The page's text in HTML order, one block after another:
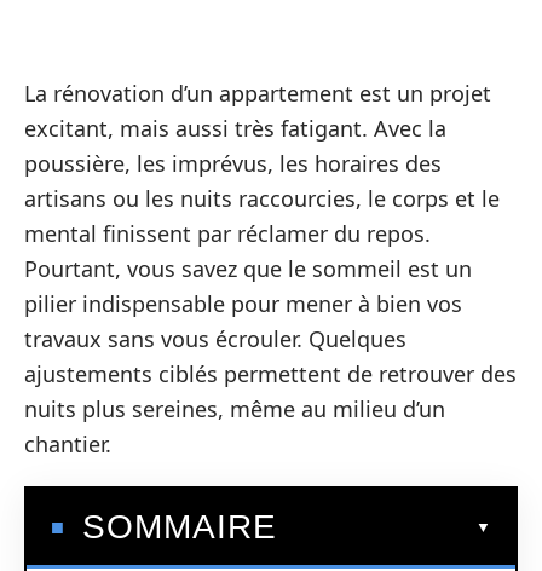
La rénovation d’un appartement est un projet
excitant, mais aussi très fatigant. Avec la
poussière, les imprévus, les horaires des
artisans ou les nuits raccourcies, le corps et le
mental finissent par réclamer du repos.
Pourtant, vous savez que le sommeil est un
pilier indispensable pour mener à bien vos
travaux sans vous écrouler. Quelques
ajustements ciblés permettent de retrouver des
nuits plus sereines, même au milieu d’un
chantier.
SOMMAIRE